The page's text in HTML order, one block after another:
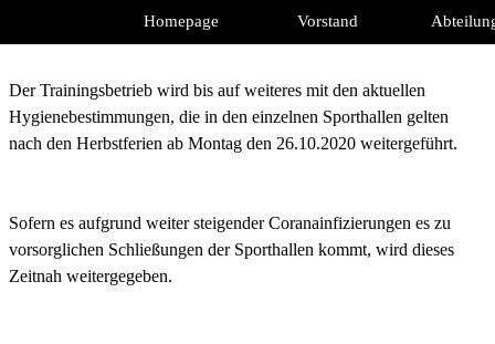
Homepage Vorstand
Der Trainingsbetrieb wird bis auf weiteres mit den aktuellen
Hygienebestimmungen, die in den einzelnen Sporthallen gelten
nach den Herbstferien ab Montag den 26.10.2020 weitergeführt.
Sofern es aufgrund weiter steigender Coranainfizierungen es zu
vorsorglichen Schließungen der Sporthallen kommt, wird dieses
Zeitnah weitergegeben.